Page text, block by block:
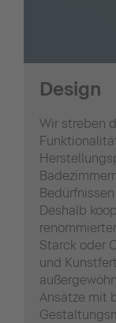
Design
Wir streben
Deshalb
Starck oder
und
Ansätze mit